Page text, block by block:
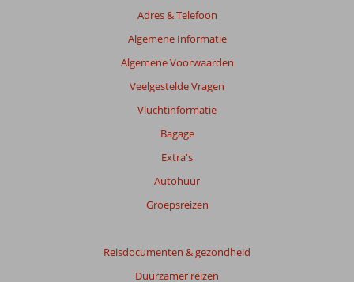
Adres & Telefoon
Algemene Informatie
Algemene Voorwaarden
Veelgestelde Vragen
Vluchtinformatie
Bagage
Extra's
Autohuur
Groepsreizen
Reisdocumenten & gezondheid
Duurzamer reizen